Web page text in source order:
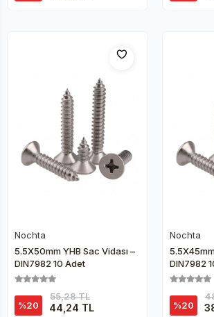
Nochta
5.5X50mm YHB Sac Vidası –
DIN7982 10 Adet
%20
55,28 TL
44,24 TL
Nochta
DIN7982
%20